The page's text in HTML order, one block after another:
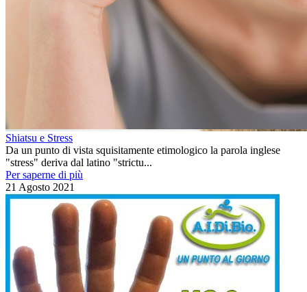
Shiatsu e Stress
Da un punto di vista squisitamente etimologico la parola inglese
"stress" deriva dal latino "strictu...
Per saperne di più
21 Agosto 2021